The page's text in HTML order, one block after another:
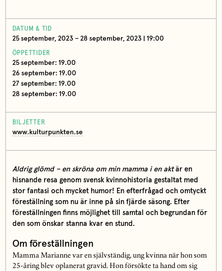
DATUM & TID
25 september, 2023 – 28 september, 2023 | 19:00
ÖPPETTIDER
25 september: 19.00
26 september: 19.00
27 september: 19.00
28 september: 19.00
BILJETTER
www.kulturpunkten.se
Aldrig glömd – en skröna om min mamma i en aktär en
hisnande resa genom svensk kvinnohistoria gestaltat med
stor fantasi och mycket humor! En efterfrågad och omtyckt
föreställning som nu är inne på sin fjärde säsong. Efter
föreställningen finns möjlighet till samtal och begrundan för
den som önskar stanna kvar en stund.
Om föreställningen
Mamma Marianne var en självständig, ung kvinna när hon som
25-åring blev oplanerat gravid. Hon försökte ta hand om sig